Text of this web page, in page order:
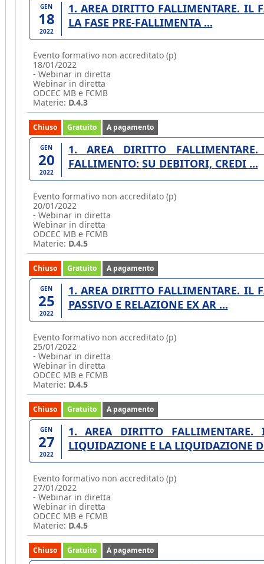
GEN
18
2022
1. AREA DIRITTO FALLIMENTARE. IL FALLIMENTO - 1. PRINCIPI GUIDA E NOVITÀ.
LA FASE PRE-FALLIMENTA ...
Evento formativo non accreditato (p)
18/01/2022
- Webinar in diretta
Webinar in diretta
ODCEC MB e FCMB
Materie: D.4.3
Chiuso Gratuito A pagamento
GEN
20
2022
1. AREA DIRITTO FALLIMENTARE. IL FALLIMENTO - 2. GLI EFFETTI DEL
FALLIMENTO: SU DEBITORI, CREDI ...
Evento formativo non accreditato (p)
20/01/2022
- Webinar in diretta
Webinar in diretta
ODCEC MB e FCMB
Materie: D.4.5
Chiuso Gratuito A pagamento
GEN
25
2022
1. AREA DIRITTO FALLIMENTARE. IL FALLIMENTO - 3. FORMAZIONE DELLO STATO
PASSIVO E RELAZIONE EX AR ...
Evento formativo non accreditato (p)
25/01/2022
- Webinar in diretta
Webinar in diretta
ODCEC MB e FCMB
Materie: D.4.5
Chiuso Gratuito A pagamento
GEN
27
2022
1. AREA DIRITTO FALLIMENTARE. IL FALLIMENTO - 4. IL PROGRAMMA DI
LIQUIDAZIONE E LA LIQUIDAZIONE
Evento formativo non accreditato (p)
27/01/2022
- Webinar in diretta
Webinar in diretta
ODCEC MB e FCMB
Materie: D.4.5
Chiuso Gratuito A pagamento